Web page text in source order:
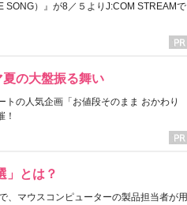
SONG）』が8／５よりJ:COM STREAMで
の大盤振る舞い
の人気企画「お値段そのまま おかわり
！
」とは？
、マウスコンピューターの製品担当者が用